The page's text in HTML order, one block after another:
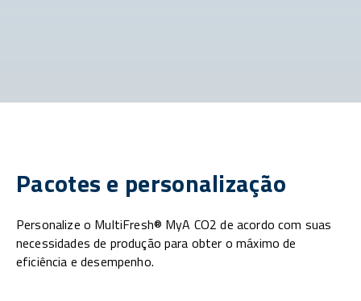
Pacotes e personalização
Personalize o MultiFresh® MyA CO2 de acordo com suas
necessidades de produção para obter o máximo de
eficiência e desempenho.